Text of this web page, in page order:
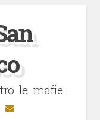
le mafie
Email